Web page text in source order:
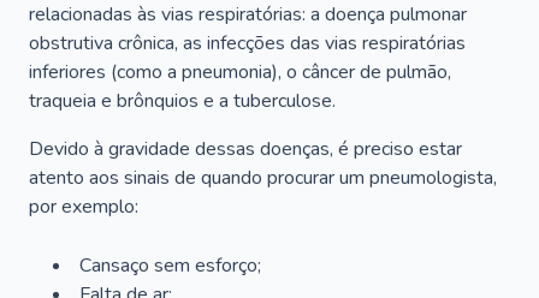
relacionadas às vias respiratórias: a doença pulmonar
obstrutiva crônica, as infecções das vias respiratórias
inferiores (como a pneumonia), o câncer de pulmão,
traqueia e brônquios e a tuberculose.
Devido à gravidade dessas doenças, é preciso estar
atento aos sinais de quando procurar um pneumologista,
por exemplo:
Cansaço sem esforço;